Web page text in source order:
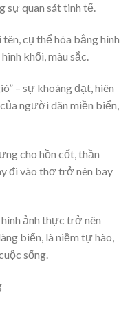
sự quan sát tinh tế.
cụ thể hóa bằng hình
khối, màu sắc.
– sự khoáng đạt, hiên
người dân miền biển,
cho hồn cốt, thần
đi vào thơ trở nên bay
hình ảnh thực trở nên
biển, là niềm tự hào,
sống.